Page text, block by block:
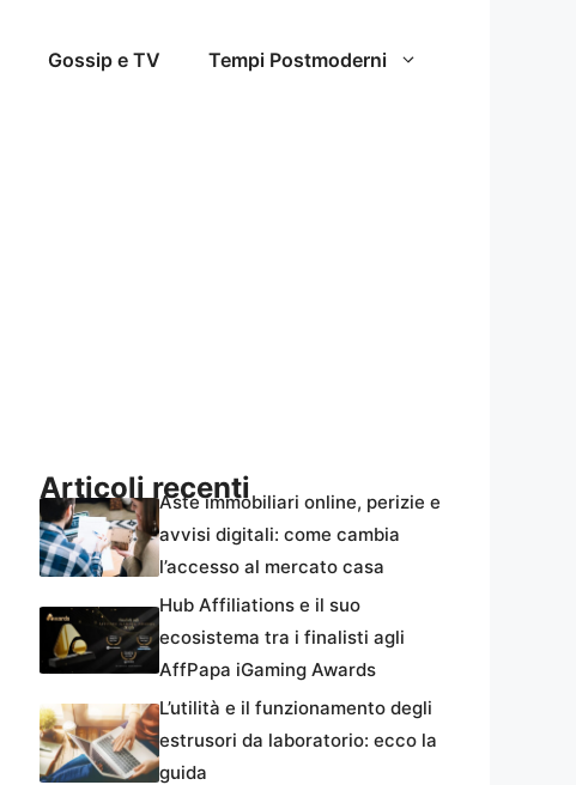
Gossip e TV Tempi Postmoderni
Articoli recentiAste immobiliari online, perizie e
avvisi digitali: come cambia
l’accesso al mercato casa
Hub Affiliations e il suo
ecosistema tra i finalisti agli
AffPapa iGaming Awards
L’utilità e il funzionamento degli
estrusori da laboratorio: ecco la
guida